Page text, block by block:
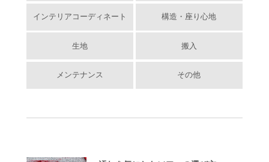
インテリアコーディネート 構造・座り心地
生地 搬入
メンテナンス その他